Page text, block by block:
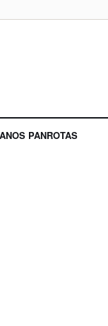
PANROTAS